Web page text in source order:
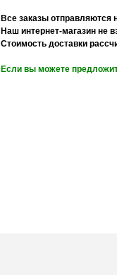
Все заказы
Наш интернет-магазин не
Стоимость доставки
Если вы можете